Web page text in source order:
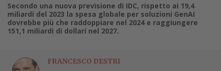
Secondo una nuova previsione di IDC, rispetto ai 19,4
miliardi del 2023 la spesa globale per soluzioni GenAI
dovrebbe più che raddoppiare nel 2024 e raggiungere
151,1 miliardi di dollari nel 2027.
FRANCESCO DESTRI